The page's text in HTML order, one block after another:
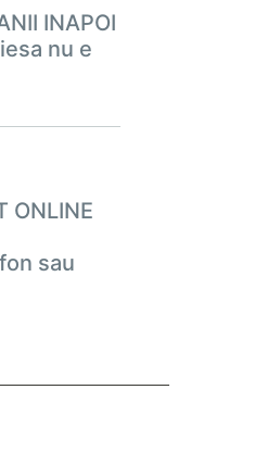
INAPOI
nu e
ONLINE
sau